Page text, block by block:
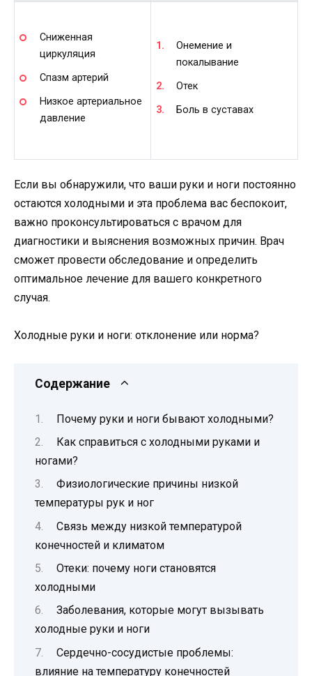
Сниженная
циркуляция
Спазм артерий
Низкое артериальное
давление
Онемение и
покалывание
Отек
Боль в суставах
Если вы обнаружили, что ваши руки и ноги постоянно
остаются холодными и эта проблема вас беспокоит,
важно проконсультироваться с врачом для
диагностики и выяснения возможных причин. Врач
сможет провести обследование и определить
оптимальное лечение для вашего конкретного
случая.
Холодные руки и ноги: отклонение или норма?
Содержание
Почему руки и ноги бывают холодными?
Как справиться с холодными руками и
ногами?
Физиологические причины низкой
температуры рук и ног
Связь между низкой температурой
конечностей и климатом
Отеки: почему ноги становятся
холодными
Заболевания, которые могут вызывать
холодные руки и ноги
Сердечно-сосудистые проблемы:
влияние на температуру конечностей